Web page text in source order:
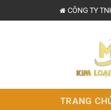
to
CÔNG TY
TRANG